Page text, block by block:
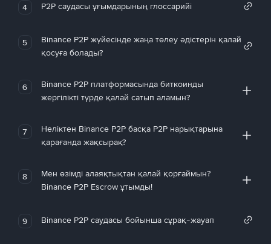
4 P2P саудасы ұғымдарының глоссарийі
5
Binance P2P жүйесінде жаңа төлеу әдістерін қалай
қосуға болады?
6
Binance P2P платформасында биткоинды
жергілікті түрде қалай сатып аламын?
7
Неліктен Binance P2P басқа P2P нарықтарына
қарағанда жақсырақ?
8
Мен өзімді алаяқтықтан қалай қорғаймын?
Binance P2P Escrow ұтымды!
9 Binance P2P саудасы бойынша сұрақ-жауап